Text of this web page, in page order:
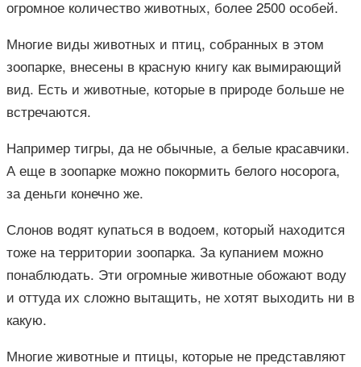
огромное количество животных, более 2500 особей.
Многие виды животных и птиц, собранных в этом
зоопарке, внесены в красную книгу как вымирающий
вид. Есть и животные, которые в природе больше не
встречаются.
Например тигры, да не обычные, а белые красавчики.
А еще в зоопарке можно покормить белого носорога,
за деньги конечно же.
Слонов водят купаться в водоем, который находится
тоже на территории зоопарка. За купанием можно
понаблюдать. Эти огромные животные обожают воду
и оттуда их сложно вытащить, не хотят выходить ни в
какую.
Многие животные и птицы, которые не представляют